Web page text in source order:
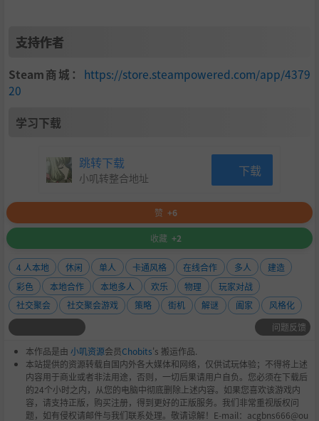
支持作者
Steam商城： https://store.steampowered.com/app/4379
20
学习下载
跳转下载
小叽转整合地址 下载
赞 +6
收藏 +2
4 人本地 休闲 单人 卡通风格 在线合作 多人
建造
彩色
本地合作 本地多人 欢乐 物理
玩家对战
社交聚会
社交聚会游戏 策略 街机 解谜 阖家
风格化
问题反馈
本作品是由 小叽资源会员Chobits's 搬运作品.
本站提供的资源转载自国内外各大媒体和网络，仅供试玩体验；不得将上述
内容用于商业或者非法用途，否则，一切后果请用户自负。您必须在下载后
的24个小时之内，从您的电脑中彻底删除上述内容。如果您喜欢该游戏内
容，请支持正版，购买注册，得到更好的正版服务。我们非常重视版权问
题，如有侵权请邮件与我们联系处理。敬请谅解！E-mail：acgbns666@ou